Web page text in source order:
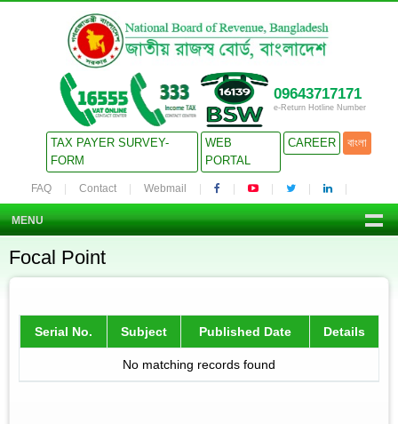
09643717171
e-Return Hotline Number
TAX PAYER SURVEY-
FORM
WEB
PORTAL
CAREER বাংলা
FAQ Contact Webmail
MENU
Focal Point
Serial No. Subject Published Date Details
No matching records found